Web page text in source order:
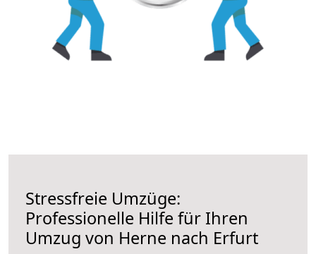
Stressfreie Umzüge:
Professionelle Hilfe für Ihren
Umzug von Herne nach Erfurt